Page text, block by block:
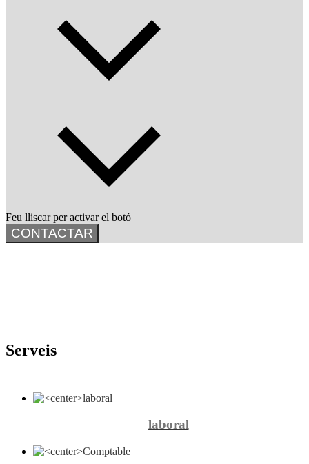
Feu lliscar per activar el botó
CONTACTAR
Serveis
laboral